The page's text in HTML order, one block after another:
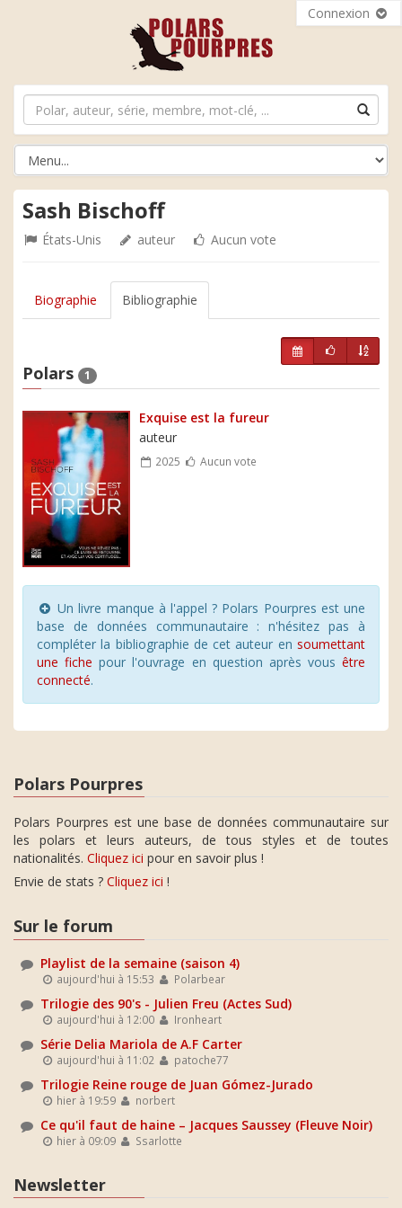
Connexion
Sash Bischoff
États-Unis auteur Aucun vote
Biographie Bibliographie
Polars 1
Exquise est la fureur
auteur
2025 Aucun vote
Un livre manque à l'appel ? Polars Pourpres est une
base de données communautaire : n'hésitez pas à
compléter la bibliographie de cet auteur en soumettant
une fiche pour l'ouvrage en question après vous être
connecté.
Polars Pourpres
Polars Pourpres est une base de données communautaire sur
les polars et leurs auteurs, de tous styles et de toutes
nationalités. Cliquez ici pour en savoir plus !
Envie de stats ? Cliquez ici !
Sur le forum
Playlist de la semaine (saison 4)
aujourd'hui à 15:53 Polarbear
Trilogie des 90's - Julien Freu (Actes Sud)
aujourd'hui à 12:00 Ironheart
Série Delia Mariola de A.F Carter
aujourd'hui à 11:02 patoche77
Trilogie Reine rouge de Juan Gómez-Jurado
hier à 19:59 norbert
Ce qu'il faut de haine – Jacques Saussey (Fleuve Noir)
hier à 09:09 Ssarlotte
Newsletter